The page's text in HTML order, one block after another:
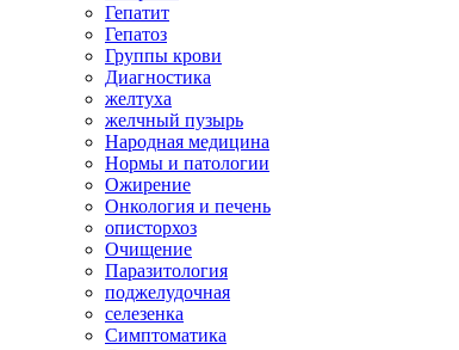
Гепатит
Гепатоз
Группы крови
Диагностика
желтуха
желчный пузырь
Народная медицина
Нормы и патологии
Ожирение
Онкология и печень
описторхоз
Очищение
Паразитология
поджелудочная
селезенка
Симптоматика